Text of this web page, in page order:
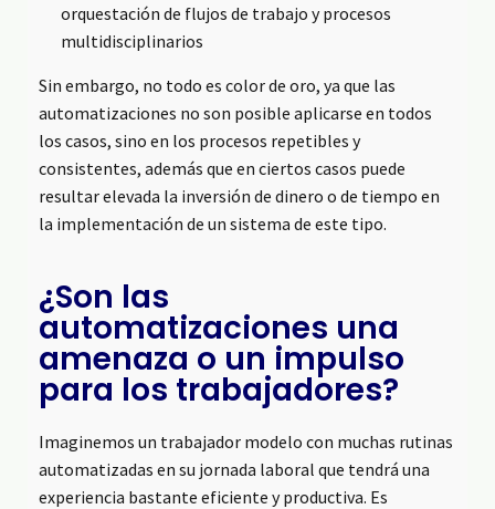
orquestación de flujos de trabajo y procesos
multidisciplinarios
Sin embargo, no todo es color de oro, ya que las
automatizaciones no son posible aplicarse en todos
los casos, sino en los procesos repetibles y
consistentes, además que en ciertos casos puede
resultar elevada la inversión de dinero o de tiempo en
la implementación de un sistema de este tipo.
¿Son las
automatizaciones una
amenaza o un impulso
para los trabajadores?
Imaginemos un trabajador modelo con muchas rutinas
automatizadas en su jornada laboral que tendrá una
experiencia bastante eficiente y productiva. Es